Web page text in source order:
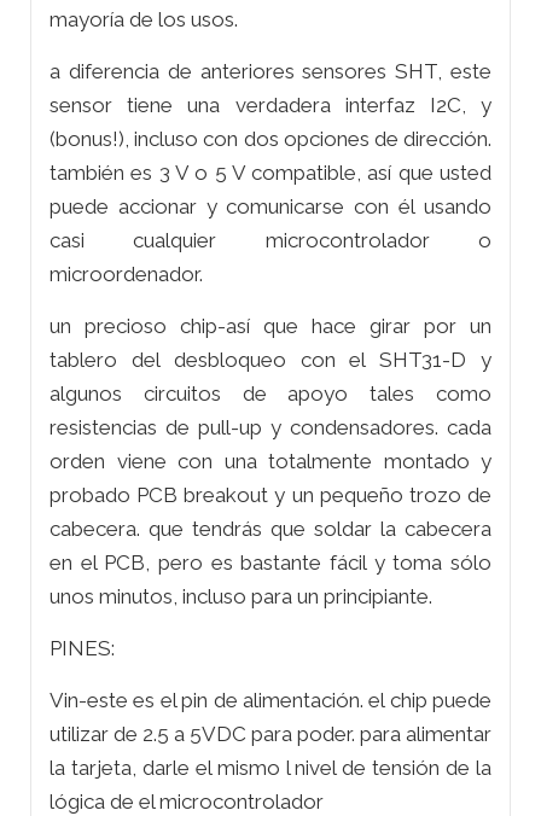
mayoría de los usos.
a diferencia de anteriores sensores SHT, este
sensor tiene una verdadera interfaz I2C, y
(bonus!), incluso con dos opciones de dirección.
también es 3 V o 5 V compatible, así que usted
puede accionar y comunicarse con él usando
casi cualquier microcontrolador o
microordenador.
un precioso chip-así que hace girar por un
tablero del desbloqueo con el SHT31-D y
algunos circuitos de apoyo tales como
resistencias de pull-up y condensadores. cada
orden viene con una totalmente montado y
probado PCB breakout y un pequeño trozo de
cabecera. que tendrás que soldar la cabecera
en el PCB, pero es bastante fácil y toma sólo
unos minutos, incluso para un principiante.
PINES:
Vin-este es el pin de alimentación. el chip puede
utilizar de 2.5 a 5VDC para poder. para alimentar
la tarjeta, darle el mismo l nivel de tensión de la
lógica de el microcontrolador